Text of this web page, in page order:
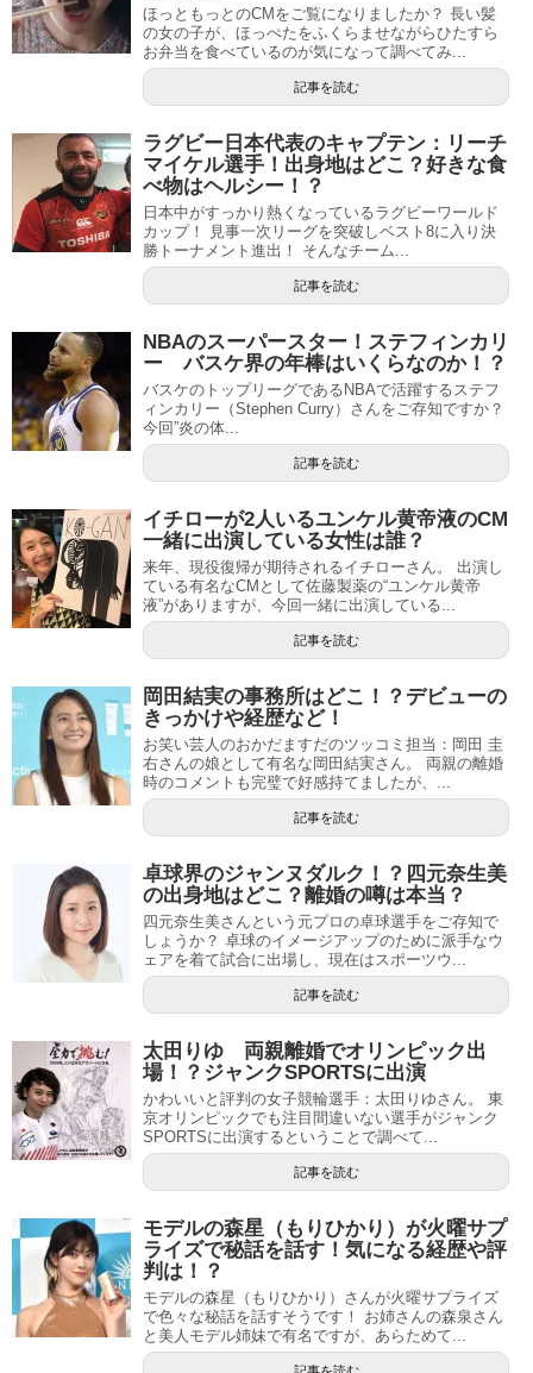
ほっともっとのCMをご覧になりましたか？ 長い髪
の女の子が、ほっぺたをふくらませながらひたすら
お弁当を食べているのが気になって調べてみ...
記事を読む
ラグビー日本代表のキャプテン：リーチ
マイケル選手！出身地はどこ？好きな食
べ物はヘルシー！？
日本中がすっかり熱くなっているラグビーワールド
カップ！ 見事一次リーグを突破しベスト8に入り決
勝トーナメント進出！ そんなチーム...
記事を読む
NBAのスーパースター！ステフィンカリ
ー バスケ界の年棒はいくらなのか！？
バスケのトップリーグであるNBAで活躍するステフ
ィンカリー（Stephen Curry）さんをご存知ですか？
今回”炎の体...
記事を読む
イチローが2人いるユンケル黄帝液のCM
一緒に出演している女性は誰？
来年、現役復帰が期待されるイチローさん。 出演し
ている有名なCMとして佐藤製薬の“ユンケル黄帝
液”がありますが、今回一緒に出演している...
記事を読む
岡田結実の事務所はどこ！？デビューの
きっかけや経歴など！
お笑い芸人のおかだますだのツッコミ担当：岡田 圭
右さんの娘として有名な岡田結実さん。 両親の離婚
時のコメントも完璧で好感持てましたが、...
記事を読む
卓球界のジャンヌダルク！？四元奈生美
の出身地はどこ？離婚の噂は本当？
四元奈生美さんという元プロの卓球選手をご存知で
しょうか？ 卓球のイメージアップのために派手なウ
ェアを着て試合に出場し、現在はスポーツウ...
記事を読む
太田りゆ 両親離婚でオリンピック出
場！？ジャンクSPORTSに出演
かわいいと評判の女子競輪選手：太田りゆさん。 東
京オリンピックでも注目間違いない選手がジャンク
SPORTSに出演するということで調べて...
記事を読む
モデルの森星（もりひかり）が火曜サプ
ライズで秘話を話す！気になる経歴や評
判は！？
モデルの森星（もりひかり）さんが火曜サプライズ
で色々な秘話を話すそうです！ お姉さんの森泉さん
と美人モデル姉妹で有名ですが、あらためて...